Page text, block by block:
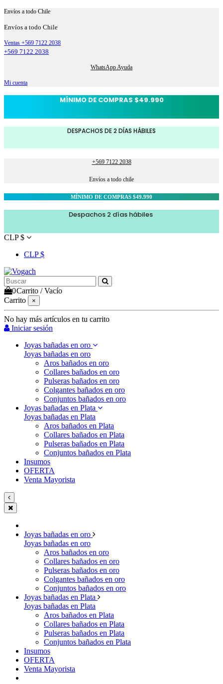
Envíos a todo Chile
Envíos a todo Chile
Ventas +569 7122 2038
+569 7122 2038
WhatsApp Ayuda
Mi cuenta
MÍNIMO DE COMPRAS $49.990
DESPACHOS DE 2 DÍAS HÁBILES
+569 7122 2038
Envíos a todo chile
MÍNIMO DE COMPRAS $49.990
Despachos 2 días hábiles
CLP $
CLP $
0Carrito /Vacío
Carrito
×
No hay más artículos en tu carrito
Iniciar sesión
Joyas bañadas en oro
Joyas bañadas en oro
Aros bañados en oro
Collares bañados en oro
Pulseras bañados en oro
Colgantes bañados en oro
Conjuntos bañados en oro
Joyas bañadas en Plata
Joyas bañadas en Plata
Aros bañados en Plata
Collares bañados en Plata
Pulseras bañados en Plata
Conjuntos bañados en Plata
Insumos
OFERTA
Venta Mayorista
Joyas bañadas en oro
Joyas bañadas en oro
Aros bañados en oro
Collares bañados en oro
Pulseras bañados en oro
Colgantes bañados en oro
Conjuntos bañados en oro
Joyas bañadas en Plata
Joyas bañadas en Plata
Aros bañados en Plata
Collares bañados en Plata
Pulseras bañados en Plata
Conjuntos bañados en Plata
Insumos
OFERTA
Venta Mayorista